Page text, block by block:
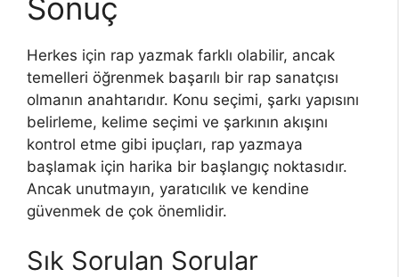
Sonuç
Herkes için rap yazmak farklı olabilir, ancak
temelleri öğrenmek başarılı bir rap sanatçısı
olmanın anahtarıdır. Konu seçimi, şarkı yapısını
belirleme, kelime seçimi ve şarkının akışını
kontrol etme gibi ipuçları, rap yazmaya
başlamak için harika bir başlangıç noktasıdır.
Ancak unutmayın, yaratıcılık ve kendine
güvenmek de çok önemlidir.
Sık Sorulan Sorular